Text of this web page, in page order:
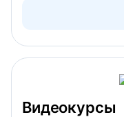
Видеокурсы